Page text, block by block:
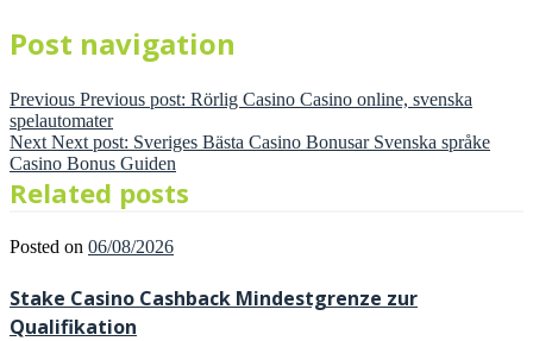
Post navigation
Previous Previous post: Rörlig Casino Casino online, svenska
spelautomater
Next Next post: Sveriges Bästa Casino Bonusar Svenska språke
Casino Bonus Guiden
Related posts
Posted on 06/08/2026
Stake Casino Cashback Mindestgrenze zur
Qualifikation